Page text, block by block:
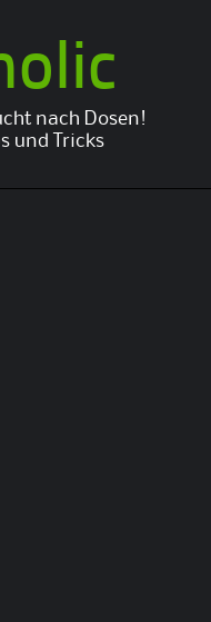
nach Dosen!
und Tricks